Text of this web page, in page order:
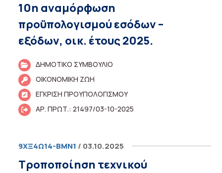
10η αναμόρφωση
προϋπολογισμού εσόδων –
εξόδων, οικ. έτους 2025.
ΔΗΜΟΤΙΚΟ ΣΥΜΒΟΥΛΙΟ
ΟΙΚΟΝΟΜΙΚΗ ΖΩΗ
ΕΓΚΡΙΣΗ ΠΡΟΥΠΟΛΟΓΙΣΜΟΥ
ΑΡ. ΠΡΩΤ.: 21497/03-10-2025
9ΧΞ4Ω14-ΒΜΝ1 / 03.10.2025
Τροποποίηση τεχνικού